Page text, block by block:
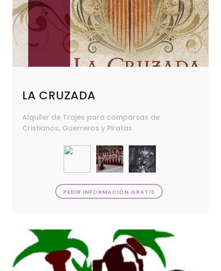
LA CRUZADA
Alquiler de Trajes para comparsas de
Cristianos, Guerreros y Piratas
PEDIR INFORMACIÓN GRATIS